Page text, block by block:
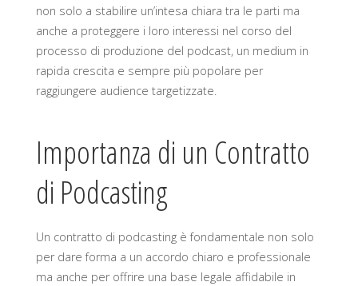
non solo a stabilire un’intesa chiara tra le parti ma
anche a proteggere i loro interessi nel corso del
processo di produzione del podcast, un medium in
rapida crescita e sempre più popolare per
raggiungere audience targetizzate.
Importanza di un Contratto
di Podcasting
Un contratto di podcasting è fondamentale non solo
per dare forma a un accordo chiaro e professionale
ma anche per offrire una base legale affidabile in